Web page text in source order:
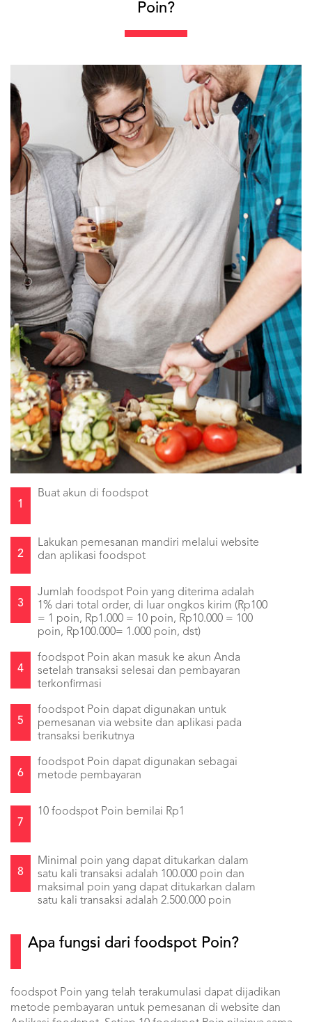
Poin?
1
Buat akun di foodspot
2
Lakukan pemesanan mandiri melalui website
dan aplikasi foodspot
3
Jumlah foodspot Poin yang diterima adalah
1% dari total order, di luar ongkos kirim (Rp100
= 1 poin, Rp1.000 = 10 poin, Rp10.000 = 100
poin, Rp100.000= 1.000 poin, dst)
4
foodspot Poin akan masuk ke akun Anda
setelah transaksi selesai dan pembayaran
terkonfirmasi
5
foodspot Poin dapat digunakan untuk
pemesanan via website dan aplikasi pada
transaksi berikutnya
6
foodspot Poin dapat digunakan sebagai
metode pembayaran
7
10 foodspot Poin bernilai Rp1
8
Minimal poin yang dapat ditukarkan dalam
satu kali transaksi adalah 100.000 poin dan
maksimal poin yang dapat ditukarkan dalam
satu kali transaksi adalah 2.500.000 poin
Apa fungsi dari foodspot Poin?
foodspot Poin yang telah terakumulasi dapat dijadikan
metode pembayaran untuk pemesanan di website dan